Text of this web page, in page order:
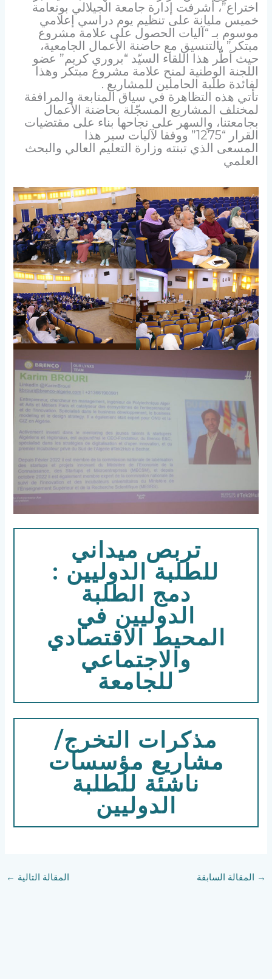
اختراع”، أشرفت إدارة جامعة الجيلالي بونعامة
خميس مليانة على تنظيم يوم دراسي إعلامي
موسوم بـ “آليات الحصول على علامة مشروع
مبتكر” بالتنسيق مع حاضنة الأعمال الجامعية،
حيث أطّر هذا اللقاء السيّد “بروري كريم” عضو
اللجنة الوطنية لمنح علامة مشروع مبتكر وهذا
لفائدة طلبة الحاملين للمشاريع .
تأتي هذه التظاهرة في سياق المتابعة والمرافقة
لمختلف المشاريع المسجّلة بحاضنة الأعمال
بجامعتنا، والسهر على نجاحها بناء على مقتضيات
القرار “1275” ووفقا لآليات سير هذا
المسعى الذي تبنته وزارة التعليم العالي والبحث
العلمي
تربص ميداني
للطلبة الدوليين :
دمج الطلبة
الدوليين في
المحيط الاقتصادي
والاجتماعي
للجامعة
مذكرات التخرج/
مشاريع مؤسسات
ناشئة للطلبة
الدوليين
→ المقالة السابقة المقالة التالية ←